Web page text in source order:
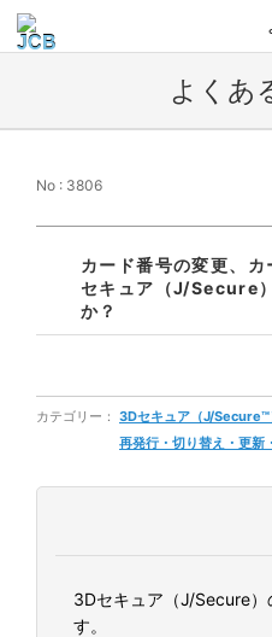
よくあ
No : 3806
カード番号の変更、
セキュア（J/Secure
か？
カテゴリー： 3Dセキュア（J/Secure™
再発行・切り替え・更新
3Dセキュア（J/Secure）
す。